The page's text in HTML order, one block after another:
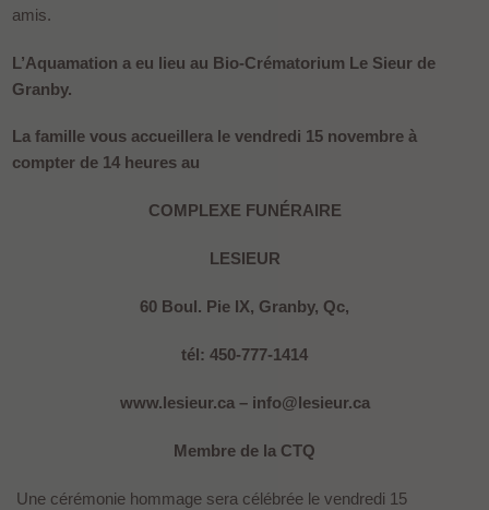
amis.
L’Aquamation a eu lieu au Bio-Crématorium Le Sieur de
Granby.
La famille vous accueillera le vendredi 15 novembre à
compter de 14 heures au
COMPLEXE FUNÉRAIRE
LESIEUR
60 Boul. Pie IX, Granby, Qc,
tél: 450-777-1414
www.lesieur.ca – info@lesieur.ca
Membre de la CTQ
Une cérémonie hommage sera célébrée le vendredi 15